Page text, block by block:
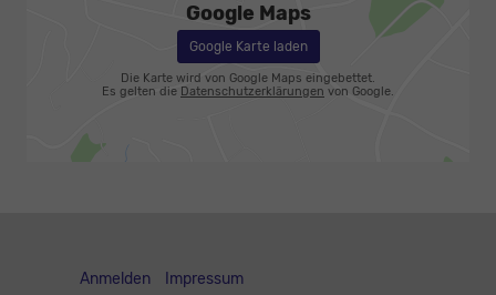
Google Maps
Google Karte laden
Die Karte wird von Google Maps eingebettet.
Es gelten die Datenschutzerklärungen von Google.
Anmelden Impressum